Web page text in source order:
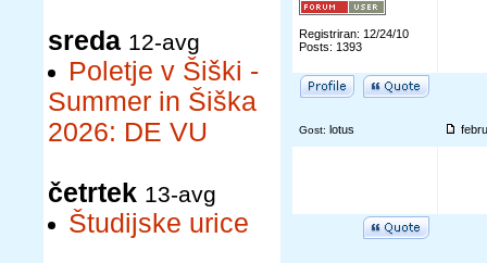
sreda 12-avg
Poletje v Šiški -
Summer in Šiška
2026: DE VU
četrtek 13-avg
Študijske urice
Registriran: 12/24/10
Posts: 1393
Gost: lotus